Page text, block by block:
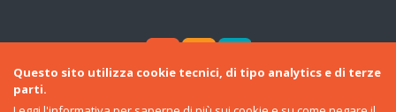
Questo sito utilizza cookie tecnici, di tipo analytics e di terze
parti.